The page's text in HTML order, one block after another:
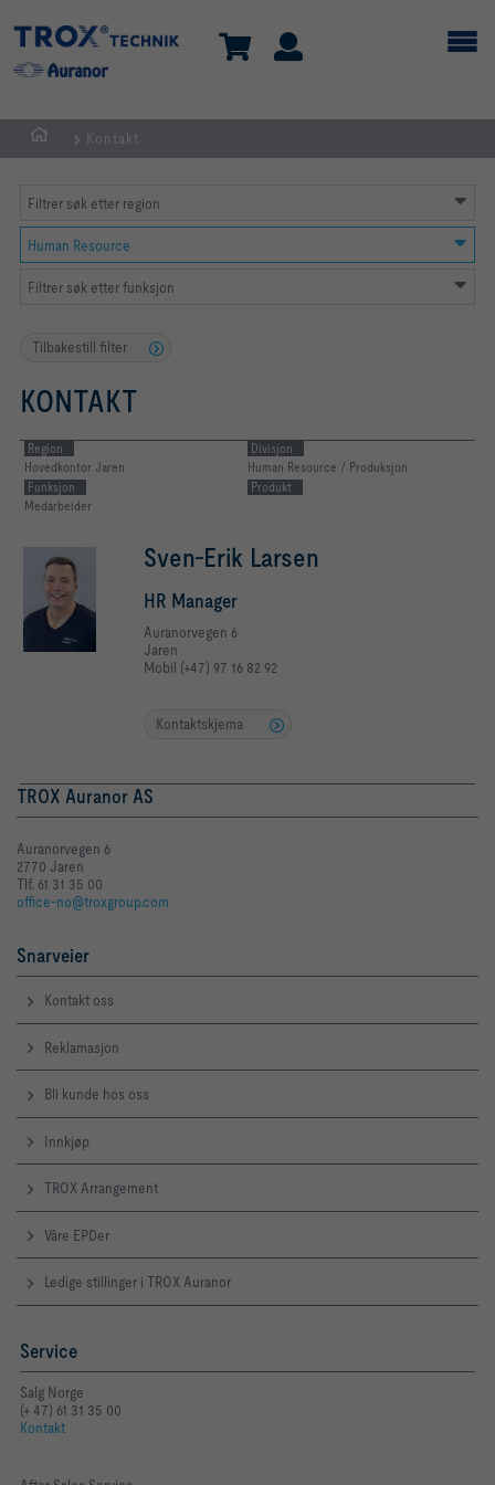
HJEM
Kontakt
Filtrer søk etter region
Human Resource
Filtrer søk etter funksjon
Tilbakestill filter
KONTAKT
Region
Hovedkontor Jaren
Divisjon
Human Resource / Produksjon
Funksjon
Medarbeider
Produkt
Sven-Erik Larsen
HR Manager
Auranorvegen 6
Jaren
Mobil (+47) 97 16 82 92
Kontaktskjema
TROX Auranor AS
Auranorvegen 6
2770 Jaren
Tlf. 61 31 35 00
office-no@troxgroup.com
Snarveier
Kontakt oss
Reklamasjon
Bli kunde hos oss
Innkjøp
TROX Arrangement
Våre EPDer
Ledige stillinger i TROX Auranor
Service
Salg Norge
(+ 47) 61 31 35 00
Kontakt